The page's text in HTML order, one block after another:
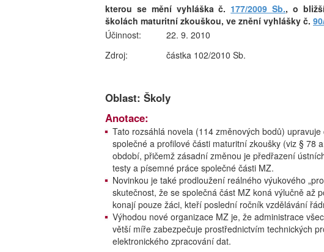
kterou se mění vyhláška č. 177/2009 Sb., o
školách maturitní zkouškou, ve znění vyhlášky č.
Účinnost:
22. 9. 2010
Zdroj:
částka 102/2010 Sb.
Oblast: Školy
Anotace:
Tato rozsáhlá novela (114 změnových bodů)
společné a profilové části maturitní zkoušky (viz § 78
období, přičemž zásadní změnou je předřazení
testy a písemné práce společné části MZ.
Novinkou je také prodloužení reálného výukového
skutečnost, že se společná část MZ koná výlučně až
konají pouze žáci, kteří poslední ročník vzdělávání
Výhodou nové organizace MZ je, že administrace
větší míře zabezpečuje prostřednictvím technických
elektronického zpracování dat.